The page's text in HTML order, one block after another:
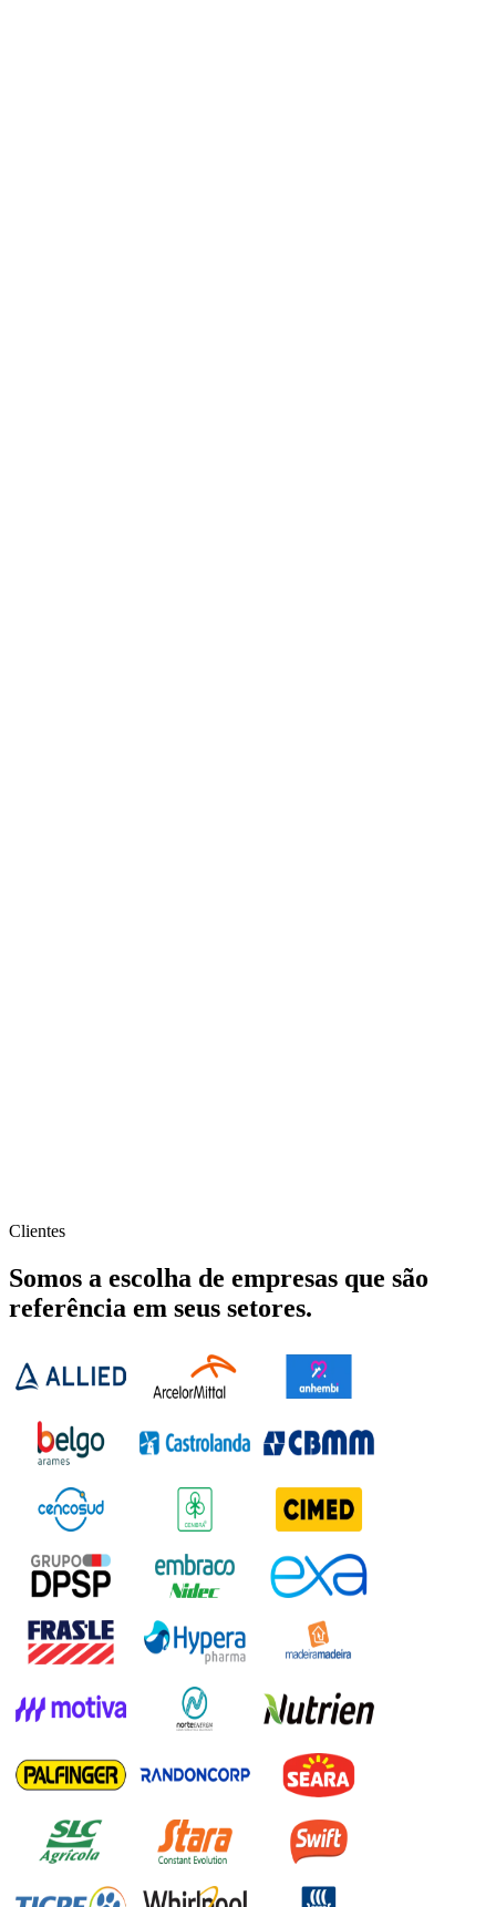
Clientes
Somos a escolha de empresas que são
referência em seus setores.